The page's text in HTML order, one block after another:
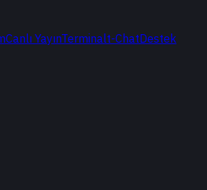
Canlı YayınTerminalt-ChatDestek